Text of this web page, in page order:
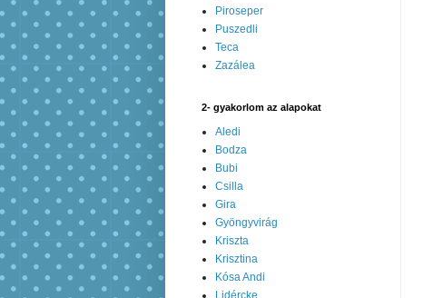
Piroseper
Puszedli
Teca
Zazálea
2- gyakorlom az alapokat
Aledi
Bodza
Bubi
Csilla
Gira
Gyöngyvirág
Kriszta
Krisztina
Kósa Andi
Lidércke